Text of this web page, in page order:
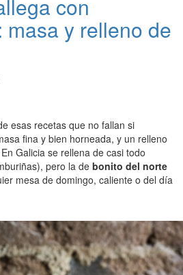
con
y relleno de
esas recetas que no fallan si
fina y bien horneada, y un relleno
Galicia se rellena de casi todo
pero la de bonito del norte
mesa de domingo, caliente o del día